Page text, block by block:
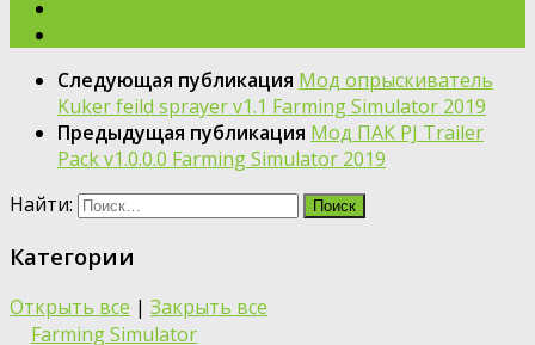
Следующая публикация Moд опрыскиватель
Kuker feild sprayer v1.1 Farming Simulator 2019
Предыдущая публикация Мод ПАК PJ Trailer
Pack v1.0.0.0 Farming Simulator 2019
Найти:
Категории
Открыть все | Закрыть все
Farming Simulator